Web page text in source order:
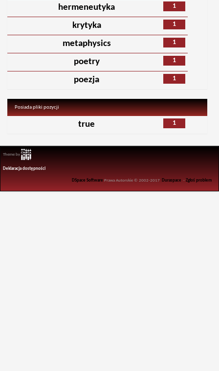
1
hermeneutyka
1
krytyka
1
metaphysics
1
poetry
1
poezja
Posiada pliki pozycji
1
true
Theme by
Deklaracja dostępności
DSpace Software Prawa Autorskie © 2002-2017 Duraspace -Zgłoś problem